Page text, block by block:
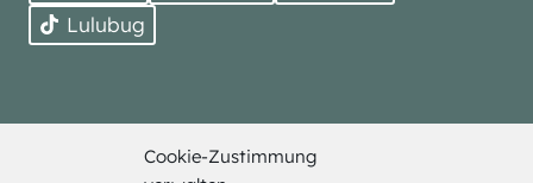
Cookie-Zustimmung
Lulubug
© 2026 Bell Trade. Alle Rechte vorbehalten.